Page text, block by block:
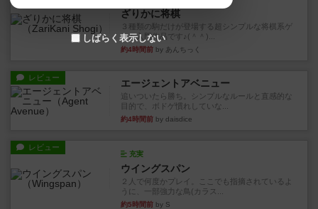
ざりかに将棋
３種類の駒だけが登場する超シンプルな将棋系ゲ
ーム入門作品です♪(＾＾)...
約4時間前 by あんちっく
レビュー エージェントアベニュー
追いついたら勝ち。シンプルなルールと直感的な
目的で、ボドゲ慣れしていな...
約4時間前 by daisdice
レビュー
充実
ウイングスパン
２人で何度かプレイ。ここでも指摘されているよ
うに、一部強力な鳥(カラス...
約5時間前 by S
しばらく表示しない